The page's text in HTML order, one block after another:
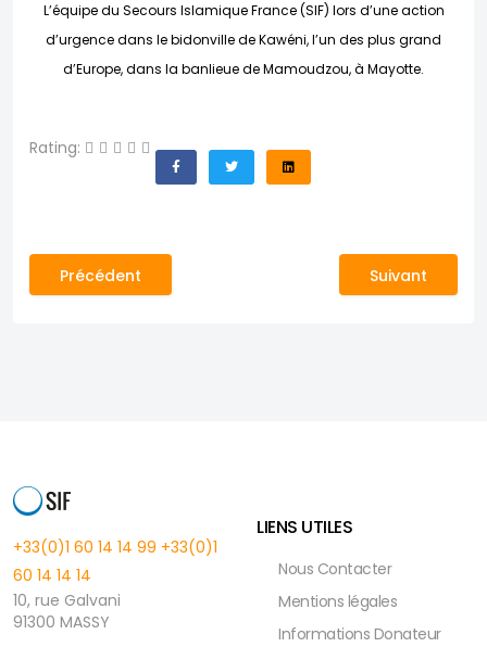
L’équipe du Secours Islamique France (SIF) lors d’une action
d’urgence dans le bidonville de Kawéni, l’un des plus grand
d’Europe, dans la banlieue de Mamoudzou, à Mayotte.
Rating:
Article précédent : Enfants dans les conflits armés
Précédent Article
Suivant
+33(0)1 60 14 14 99 +33(0)1
60 14 14 14
10, rue Galvani
91300 MASSY
LIENS UTILES
Nous Contacter
Mentions légales
Informations Donateur